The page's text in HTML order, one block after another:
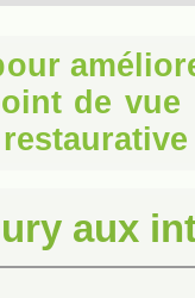
de vue
aux